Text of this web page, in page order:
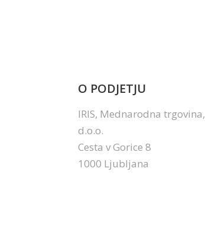
O PODJETJU
IRIS, Mednarodna trgovina,
d.o.o.
Cesta v Gorice 8
1000 Ljubljana